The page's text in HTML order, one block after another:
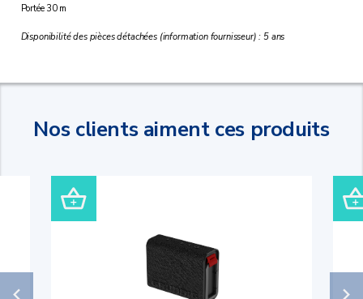
Portée 30 m
Disponibilité des pièces détachées (information fournisseur) : 5 ans
Nos clients aiment ces produits